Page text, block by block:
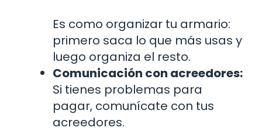
Es como organizar tu armario:
primero saca lo que más usas y
luego organiza el resto.
Comunicación con acreedores:
Si tienes problemas para
pagar, comunícate con tus
acreedores.